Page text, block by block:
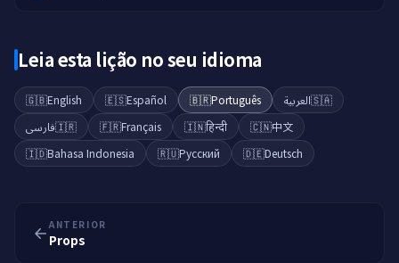
Leia esta lição no seu idioma
🇬🇧English 🇪🇸Español 🇧🇷Português 🇸🇦العربية
🇮🇷فارسی 🇫🇷Français 🇮🇳हिन्दी 🇨🇳中文
🇮🇩Bahasa Indonesia 🇷🇺Русский 🇩🇪Deutsch
ANTERIOR
Props